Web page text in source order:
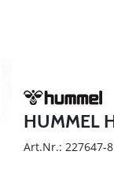
HUMMEL
Art.Nr.: 227647-